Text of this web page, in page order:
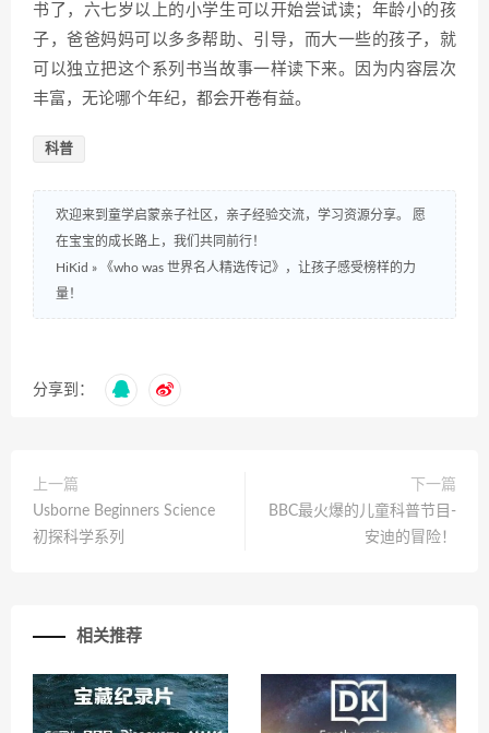
书了，六七岁以上的小学生可以开始尝试读；年龄小的孩
子，爸爸妈妈可以多多帮助、引导，而大一些的孩子，就
可以独立把这个系列书当故事一样读下来。因为内容层次
丰富，无论哪个年纪，都会开卷有益。
科普
欢迎来到童学启蒙亲子社区，亲子经验交流，学习资源分享。 愿
在宝宝的成长路上，我们共同前行！
HiKid »
《who was 世界名人精选传记》，让孩子感受榜样的力
量！
分享到：
上一篇
Usborne Beginners Science
初探科学系列
下一篇
BBC最火爆的儿童科普节目-
安迪的冒险！
相关推荐